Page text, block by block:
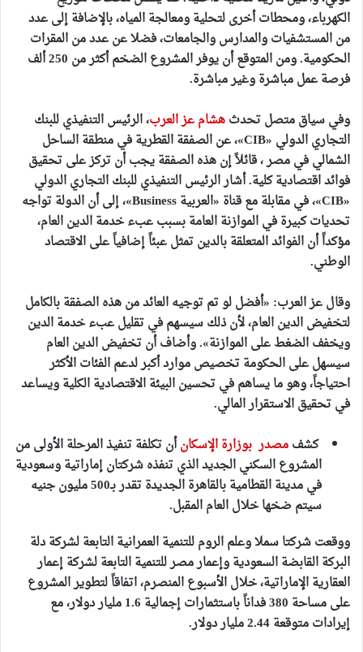
الكهرباء، ومحطات أخرى لتحلية ومعالجة المياه، بالإضافة إلى عدد
من المستشفيات والمدارس والجامعات، فضلا عن عدد من المقرات
الحكومية. ومن المتوقع أن يوفر المشروع الضخم أكثر من 250 ألف
فرصة عمل مباشرة وغير مباشرة.
وفي سياق متصل تحدثهشام عز العرب، الرئيس التنفيذي للبنك
التجاري الدولي «CIB»، عن الصفقة القطرية في منطقة الساحل
الشمالي في مصر ، قائلاً إن هذه الصفقة يجب أن تركز على تحقيق
فوائد اقتصادية كلية. أشار الرئيس التنفيذي للبنك التجاري الدولي
«CIB»، في مقابلة مع قناة «العربية Business»، إلى أن الدولة تواجه
تحديات كبيرة في الموازنة العامة بسبب عبء خدمة الدين العام،
مؤكداً أن الفوائد المتعلقة بالدين تمثل عبئاً إضافياً على الاقتصاد
الوطني.
وقال عز العرب: «أفضل لو تم توجيه العائد من هذه الصفقة بالكامل
لتخفيض الدين العام، لأن ذلك سيسهم في تقليل عبء خدمة الدين
ويخفف الضغط على الموازنة». وأضاف أن تخفيض الدين العام
سيسهل على الحكومة تخصيص موارد أكبر لدعم الفئات الأكثر
احتياجاً، وهو ما يساهم في تحسين البيئة الاقتصادية الكلية ويساعد
في تحقيق الاستقرار المالي.
كشفمصدر بوزارة الإسكانأن تكلفة تنفيذ المرحلة الأولى من
المشروع السكني الجديد الذي تنفذه شركتان إماراتية وسعودية
في مدينة القطامية بالقاهرة الجديدة تقدر بـ500 مليون جنيه
سيتم ضخها خلال العام المقبل.
ووقعت شركتا سملا وعلم الروم للتنمية العمرانية التابعة لشركة دلة
البركة القابضة السعودية وإعمار مصر للتنمية التابعة لشركة إعمار
العقارية الإماراتية، خلال الأسبوع المنصرم، اتفاقاً لتطوير المشروع
على مساحة 380 فداناً باستثمارات إجمالية 1.6 مليار دولار، مع
إيرادات متوقعة 2.44 مليار دولار.